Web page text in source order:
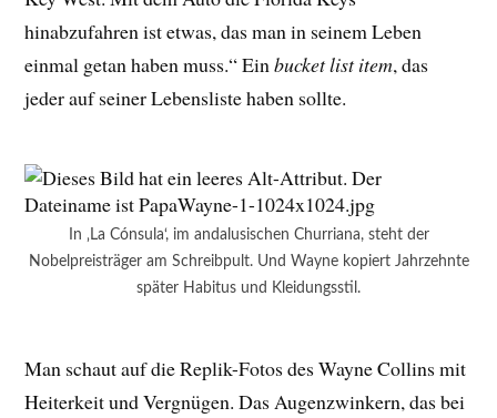
hinabzufahren ist etwas, das man in seinem Leben
einmal getan haben muss.“ Einbucket list item, das
jeder auf seiner Lebensliste haben sollte.
In ‚La Cónsula‘, im andalusischen Churriana, steht der
Nobelpreisträger am Schreibpult. Und Wayne kopiert Jahrzehnte
später Habitus und Kleidungsstil.
Man schaut auf die Replik-Fotos des Wayne Collins mit
Heiterkeit und Vergnügen. Das Augenzwinkern, das bei